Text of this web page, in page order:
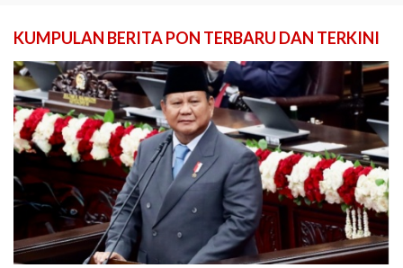
KUMPULAN BERITA PON TERBARU DAN TERKINI